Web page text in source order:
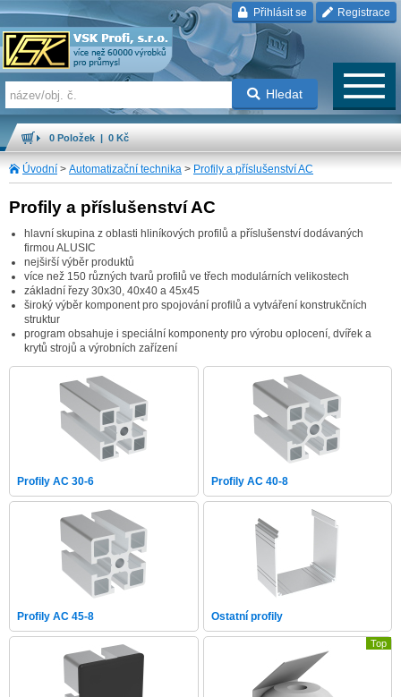
Přihlásit se Registrace
Hledat
0 Položek | 0 Kč
Úvodní > Automatizační technika > Profily a příslušenství AC
Profily a příslušenství AC
hlavní skupina z oblasti hliníkových profilů a příslušenství dodávaných
firmou ALUSIC
nejširší výběr produktů
více než 150 různých tvarů profilů ve třech modulárních velikostech
základní řezy 30x30, 40x40 a 45x45
široký výběr komponent pro spojování profilů a vytváření konstrukčních
struktur
program obsahuje i speciální komponenty pro výrobu oplocení, dvířek a
krytů strojů a výrobních zařízení
Profily AC 30-6 Profily AC 40-8
Profily AC 45-8 Ostatní profily
Top